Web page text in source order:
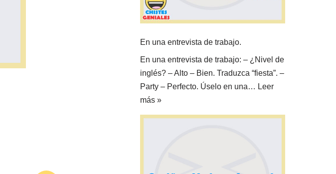
En una entrevista de trabajo.
En una entrevista de trabajo: – ¿Nivel de
inglés? – Alto – Bien. Traduzca “fiesta”. –
Party – Perfecto. Úselo en una… Leer
más »